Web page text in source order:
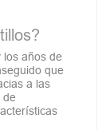
los años de
que
a las
de